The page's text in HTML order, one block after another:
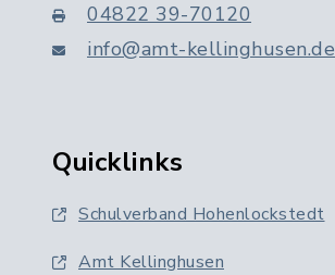
04822 39-70120
info@amt-kellinghusen.de
Quicklinks
Schulverband Hohenlockstedt
Amt Kellinghusen